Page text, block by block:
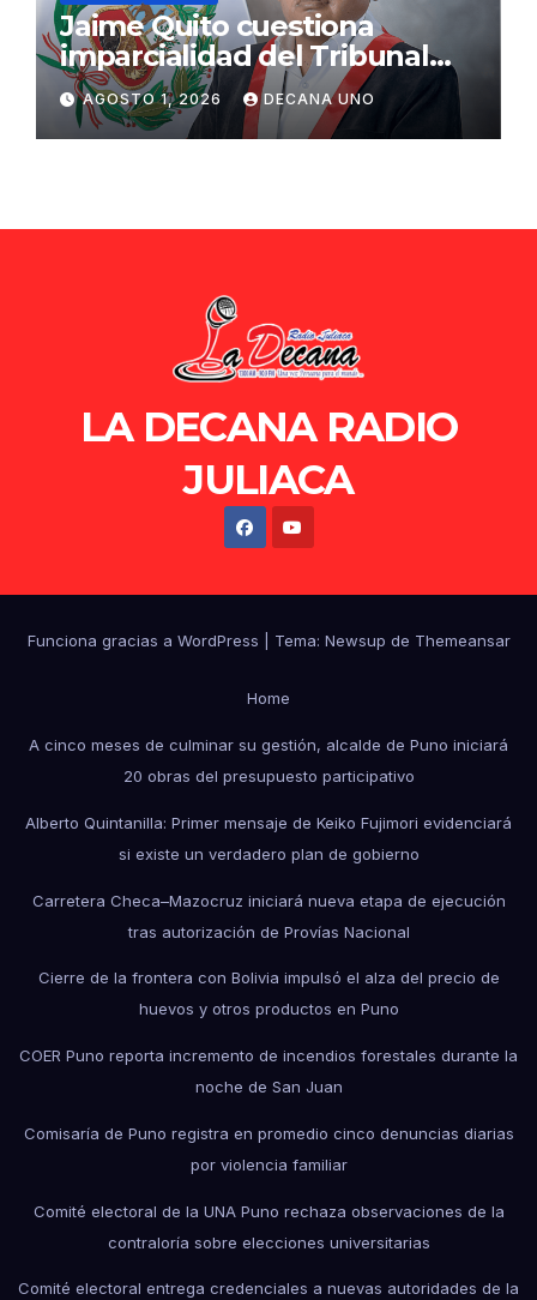
Jaime Quito cuestiona
imparcialidad del Tribunal
Constitucional tras liberación
de Ollanta Humala
AGOSTO 1, 2026 DECANA UNO
LA DECANA RADIO
JULIACA
Funciona gracias a WordPress Tema: Newsup de Themeansar
Home
A cinco meses de culminar su gestión, alcalde de Puno iniciará
20 obras del presupuesto participativo
Alberto Quintanilla: Primer mensaje de Keiko Fujimori evidenciará
si existe un verdadero plan de gobierno
Carretera Checa–Mazocruz iniciará nueva etapa de ejecución
tras autorización de Provías Nacional
Cierre de la frontera con Bolivia impulsó el alza del precio de
huevos y otros productos en Puno
COER Puno reporta incremento de incendios forestales durante la
noche de San Juan
Comisaría de Puno registra en promedio cinco denuncias diarias
por violencia familiar
Comité electoral de la UNA Puno rechaza observaciones de la
contraloría sobre elecciones universitarias
Comité electoral entrega credenciales a nuevas autoridades de la